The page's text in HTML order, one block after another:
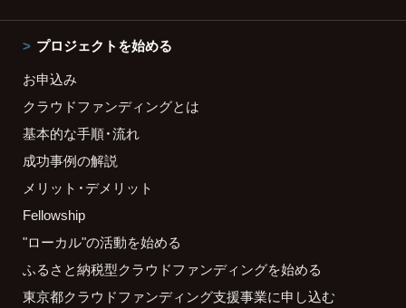
プロジェクトを始める
お申込み
クラウドファンディングとは
基本的な手順・流れ
成功事例の解説
メリット・デメリット
Fellowship
"ローカル"の活動を始める
ふるさと納税型クラウドファンディングを始める
東京都クラウドファンディング支援事業に申し込む